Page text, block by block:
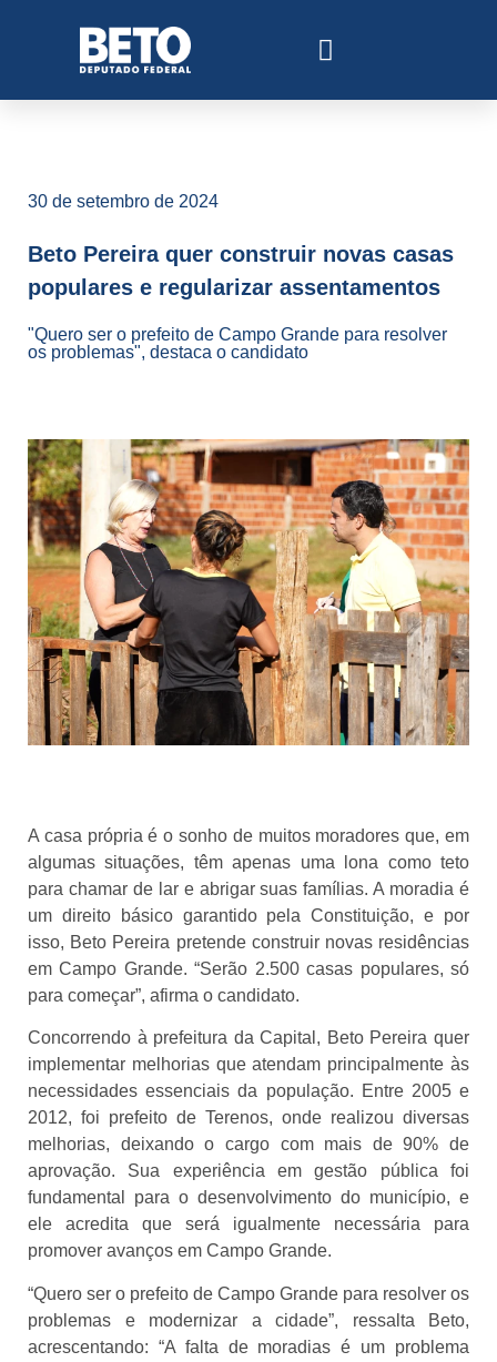
30 de setembro de 2024
Beto Pereira quer construir novas casas
populares e regularizar assentamentos
"Quero ser o prefeito de Campo Grande para resolver
os problemas", destaca o candidato
A casa própria é o sonho de muitos moradores que, em
algumas situações, têm apenas uma lona como teto
para chamar de lar e abrigar suas famílias. A moradia é
um direito básico garantido pela Constituição, e por
isso, Beto Pereira pretende construir novas residências
em Campo Grande. “Serão 2.500 casas populares, só
para começar”, afirma o candidato.
Concorrendo à prefeitura da Capital, Beto Pereira quer
implementar melhorias que atendam principalmente às
necessidades essenciais da população. Entre 2005 e
2012, foi prefeito de Terenos, onde realizou diversas
melhorias, deixando o cargo com mais de 90% de
aprovação. Sua experiência em gestão pública foi
fundamental para o desenvolvimento do município, e
ele acredita que será igualmente necessária para
promover avanços em Campo Grande.
“Quero ser o prefeito de Campo Grande para resolver os
problemas e modernizar a cidade”, ressalta Beto,
acrescentando: “A falta de moradias é um problema